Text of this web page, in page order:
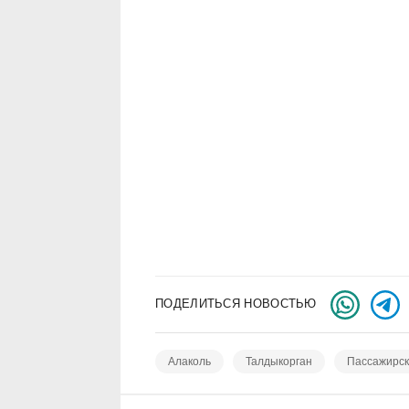
ПОДЕЛИТЬСЯ НОВОСТЬЮ
Алаколь Талдыкорган